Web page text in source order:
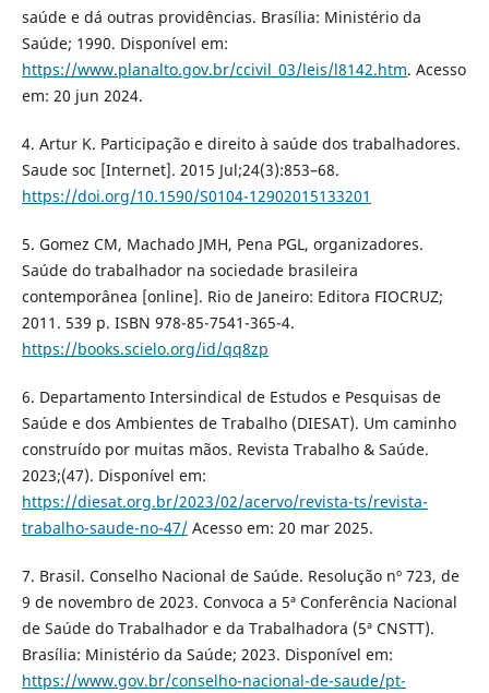
saúde e dá outras providências. Brasília: Ministério da
Saúde; 1990. Disponível em:
https://www.planalto.gov.br/ccivil_03/leis/l8142.htm. Acesso
em: 20 jun 2024.
4. Artur K. Participação e direito à saúde dos trabalhadores.
Saude soc [Internet]. 2015 Jul;24(3):853–68.
https://doi.org/10.1590/S0104-12902015133201
5. Gomez CM, Machado JMH, Pena PGL, organizadores.
Saúde do trabalhador na sociedade brasileira
contemporânea [online]. Rio de Janeiro: Editora FIOCRUZ;
2011. 539 p. ISBN 978-85-7541-365-4.
https://books.scielo.org/id/qq8zp
6. Departamento Intersindical de Estudos e Pesquisas de
Saúde e dos Ambientes de Trabalho (DIESAT). Um caminho
construído por muitas mãos. Revista Trabalho & Saúde.
2023;(47). Disponível em:
https://diesat.org.br/2023/02/acervo/revista-ts/revista-
trabalho-saude-no-47/Acesso em: 20 mar 2025.
7. Brasil. Conselho Nacional de Saúde. Resolução nº 723, de
9 de novembro de 2023. Convoca a 5ª Conferência Nacional
de Saúde do Trabalhador e da Trabalhadora (5ª CNSTT).
Brasília: Ministério da Saúde; 2023. Disponível em:
https://www.gov.br/conselho-nacional-de-saude/pt-